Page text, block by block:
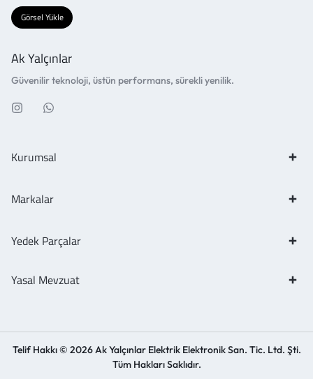
Görsel Yükle
Ak Yalçınlar
Güvenilir teknoloji, üstün performans, sürekli yenilik.
Kurumsal
Markalar
Yedek Parçalar
Yasal Mevzuat
Telif Hakkı © 2026 Ak Yalçınlar Elektrik Elektronik San. Tic. Ltd. Şti.
Tüm Hakları Saklıdır.